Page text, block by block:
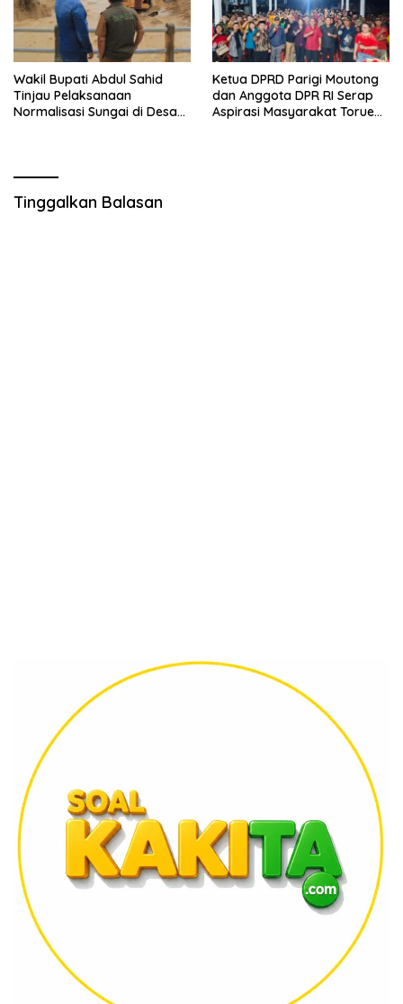
Wakil Bupati Abdul Sahid
Tinjau Pelaksanaan
Normalisasi Sungai di Desa
Ketua DPRD Parigi Moutong
dan Anggota DPR RI Serap
Aspirasi Masyarakat Torue
Tinggalkan Balasan